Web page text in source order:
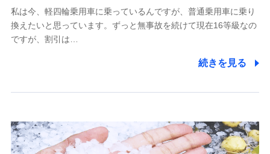
(https://pshoken.co.jp/)
リトルファミリー少額短期保険株式会社
(https://www.littlefamily-ssi.com/)
郵便、電話、およびＥメール等により、当社と取引のあるも
た維持管理等の委託業務遂行のため、またそれらに付帯、関
連する当社および提携会社のサービスを案内、提供するため
（なお、当社は複数の保険会社と取引があり、取得した個人
私は今、軽四輪乗用車に乗っているんですが、普通乗用車に乗り
換えたいと思っています。ずっと無事故を続けて現在16等級なの
ですが、割引は…
続きを見る